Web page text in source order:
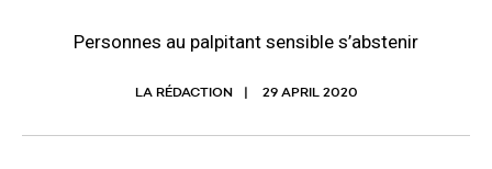
Personnes au palpitant sensible s’abstenir
LA RÉDACTION 29 APRIL 2020